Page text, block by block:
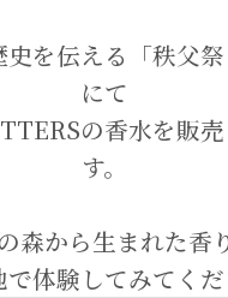
を伝える「秩父祭
にて
の香水を販
す。
森から生まれた香り
体験してみてくだ